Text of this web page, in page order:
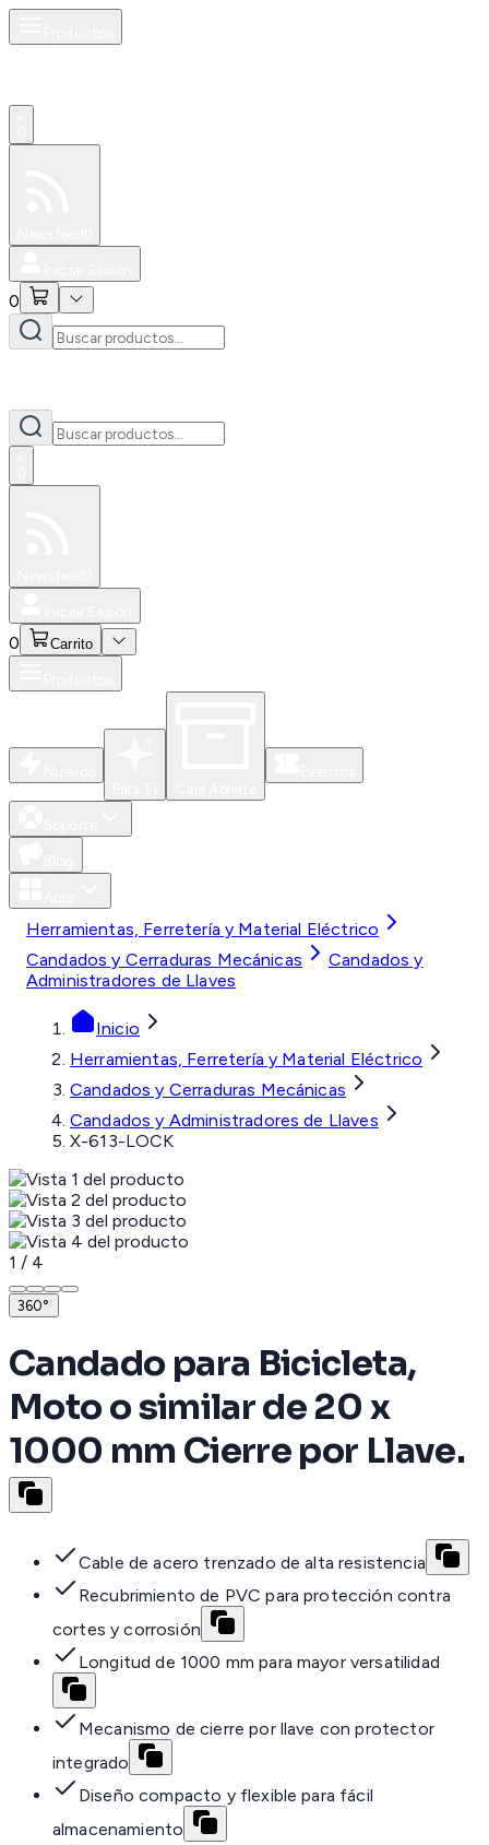
0
0 Carrito
Herramientas, Ferretería y Material Eléctrico
Candados y Cerraduras Mecánicas
Candados y
Administradores de Llaves
Inicio
Herramientas, Ferretería y Material Eléctrico
Candados y Cerraduras Mecánicas
Candados y Administradores de Llaves
X-613-LOCK
1 / 4
360°
Candado para Bicicleta,
Moto o similar de 20 x
1000 mm Cierre por Llave.
Cable de acero trenzado de alta resistencia
Recubrimiento de PVC para protección contra
cortes y corrosión
Longitud de 1000 mm para mayor versatilidad
Mecanismo de cierre por llave con protector
integrado
Diseño compacto y flexible para fácil
almacenamiento